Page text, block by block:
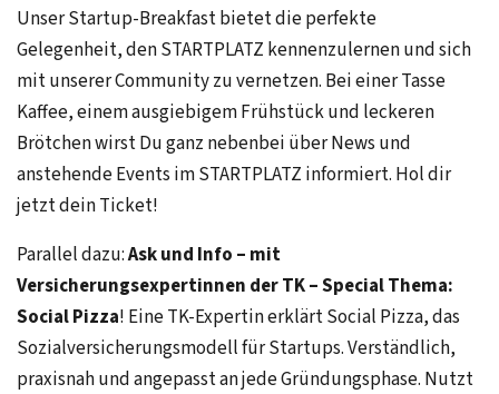
Unser Startup-Breakfast bietet die perfekte
Gelegenheit, den STARTPLATZ kennenzulernen und sich
mit unserer Community zu vernetzen. Bei einer Tasse
Kaffee, einem ausgiebigem Frühstück und leckeren
Brötchen wirst Du ganz nebenbei über News und
anstehende Events im STARTPLATZ informiert. Hol dir
jetzt dein Ticket!
Parallel dazu:Ask und Info – mit
Versicherungsexpertinnen der TK – Special Thema:
Social Pizza! Eine TK-Expertin erklärt Social Pizza, das
Sozialversicherungsmodell für Startups. Verständlich,
praxisnah und angepasst an jede Gründungsphase. Nutzt